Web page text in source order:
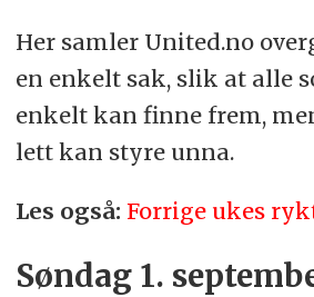
Her samler United.no
en enkelt sak, slik at alle
enkelt kan finne frem,
lett kan styre unna.
Les også: Forrige ukes
Søndag 1.